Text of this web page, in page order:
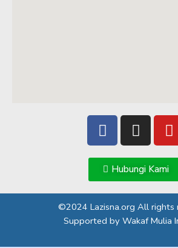
F
a
e
b
o
o
k
I
n
t
a
g
r
a
m
Y
o
t
u
b
e
Hubungi Kami
©2024 Lazisna.org All rights
Supported by Wakaf Mulia